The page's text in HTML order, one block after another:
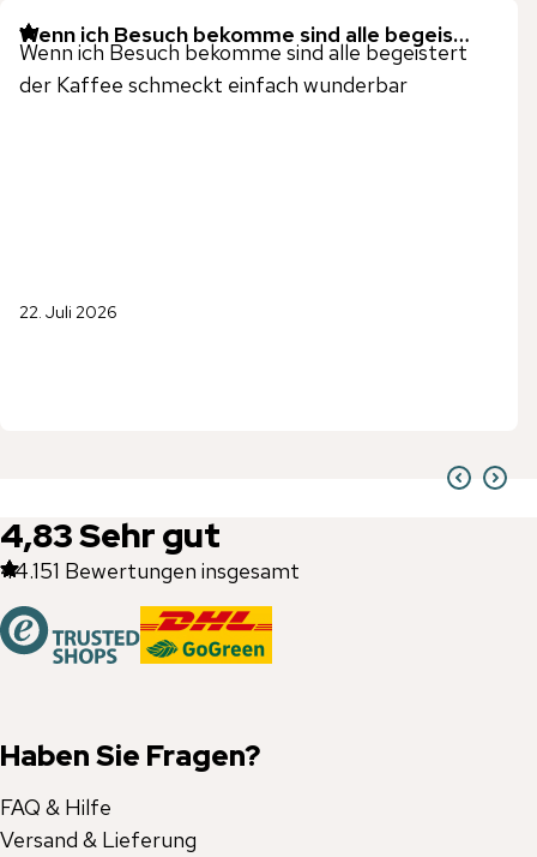
Wenn ich Besuch bekomme sind alle begeis…
Wenn ich Besuch bekomme sind alle begeistert
der Kaffee schmeckt einfach wunderbar
22. Juli 2026
4,83Sehr gut
44.151 Bewertungen insgesamt
Haben Sie Fragen?
FAQ & Hilfe
Versand & Lieferung